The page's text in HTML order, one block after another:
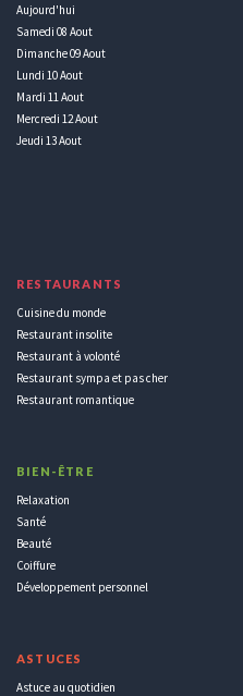
Aujourd'hui
Samedi 08 Aout
Dimanche 09 Aout
Lundi 10 Aout
Mardi 11 Aout
Mercredi 12 Aout
Jeudi 13 Aout
RESTAURANTS
Cuisine du monde
Restaurant insolite
Restaurant à volonté
Restaurant sympa et pas cher
Restaurant romantique
BIEN-ÊTRE
Relaxation
Santé
Beauté
Coiffure
Développement personnel
ASTUCES
Astuce au quotidien